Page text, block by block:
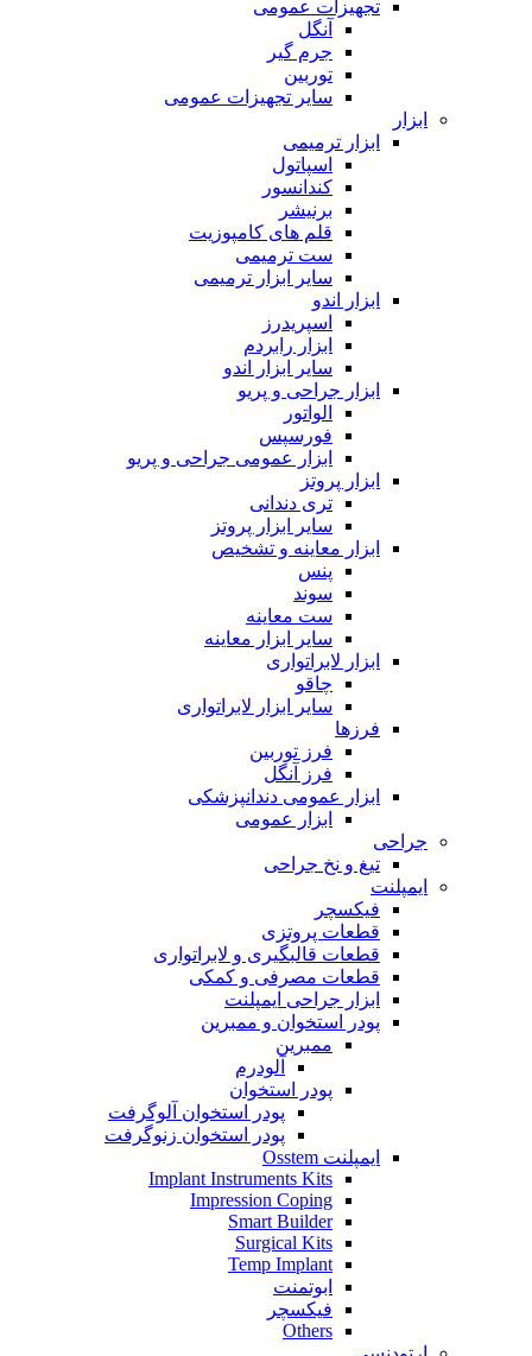
تجهیزات عمومی
آنگل
جرم گیر
توربین
سایر تجهیزات عمومی
ابزار
ابزار ترمیمی
اسپاتول
کندانسور
برنیشر
قلم های کامپوزیت
ست ترمیمی
سایر ابزار ترمیمی
ابزار اندو
اسپریدرز
ابزار رابردم
سایر ابزار اندو
ابزار جراحی و پریو
الواتور
فورسپس
ابزار عمومی جراحی و پریو
ابزار پروتز
تری دندانی
سایر ابزار پروتز
ابزار معاینه و تشخیص
پنس
سوند
ست معاینه
سایر ابزار معاینه
ابزار لابراتواری
چاقو
سایر ابزار لابراتواری
فرزها
فرز توربین
فرز آنگل
ابزار عمومی دندانپزشکی
ابزار عمومی
جراحی
تیغ و نخ جراحی
ایمپلنت
فیکسچر
قطعات پروتزی
قطعات قالبگیری و لابراتواری
قطعات مصرفی و کمکی
ابزار جراحی ایمپلنت
پودر استخوان و ممبرین
ممبرین
آلودرم
پودر استخوان
پودر استخوان آلوگرفت
پودر استخوان زنوگرفت
ایمپلنت Osstem
Implant Instruments Kits
Impression Coping
Smart Builder
Surgical Kits
Temp Implant
ابوتمنت
فیکسچر
Others